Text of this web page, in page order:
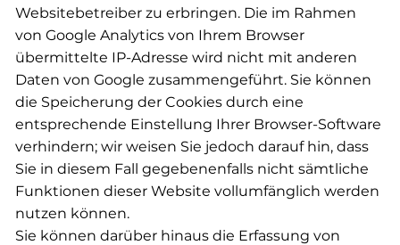
Websitebetreiber zu erbringen. Die im Rahmen
von Google Analytics von Ihrem Browser
übermittelte IP-Adresse wird nicht mit anderen
Daten von Google zusammengeführt. Sie können
die Speicherung der Cookies durch eine
entsprechende Einstellung Ihrer Browser-Software
verhindern; wir weisen Sie jedoch darauf hin, dass
Sie in diesem Fall gegebenenfalls nicht sämtliche
Funktionen dieser Website vollumfänglich werden
nutzen können.
Sie können darüber hinaus die Erfassung von